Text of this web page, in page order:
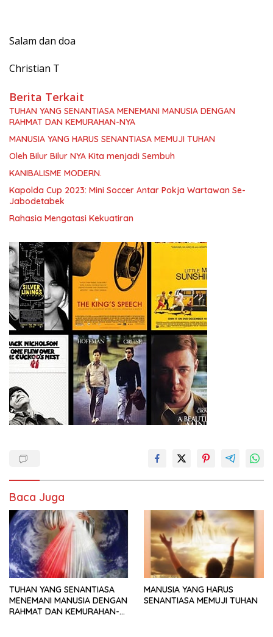
Salam dan doa
Christian T
Berita Terkait
TUHAN YANG SENANTIASA MENEMANI MANUSIA DENGAN
RAHMAT DAN KEMURAHAN-NYA
MANUSIA YANG HARUS SENANTIASA MEMUJI TUHAN
Oleh Bilur Bilur NYA Kita menjadi Sembuh
KANIBALISME MODERN.
Kapolda Cup 2023: Mini Soccer Antar Pokja Wartawan Se-
Jabodetabek
Rahasia Mengatasi Kekuatiran
Baca Juga
TUHAN YANG SENANTIASA
MENEMANI MANUSIA DENGAN
RAHMAT DAN KEMURAHAN-
MANUSIA YANG HARUS
SENANTIASA MEMUJI TUHAN